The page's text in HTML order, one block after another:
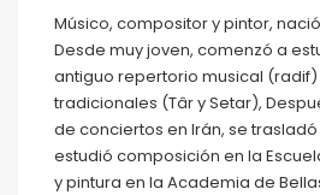
Músico, compositor y pintor,
Desde muy joven, comenzó a
antiguo repertorio musical (radif)
tradicionales (Târ y Setar),
de conciertos en Irán, se
estudió composición en la
y pintura en la Academia de